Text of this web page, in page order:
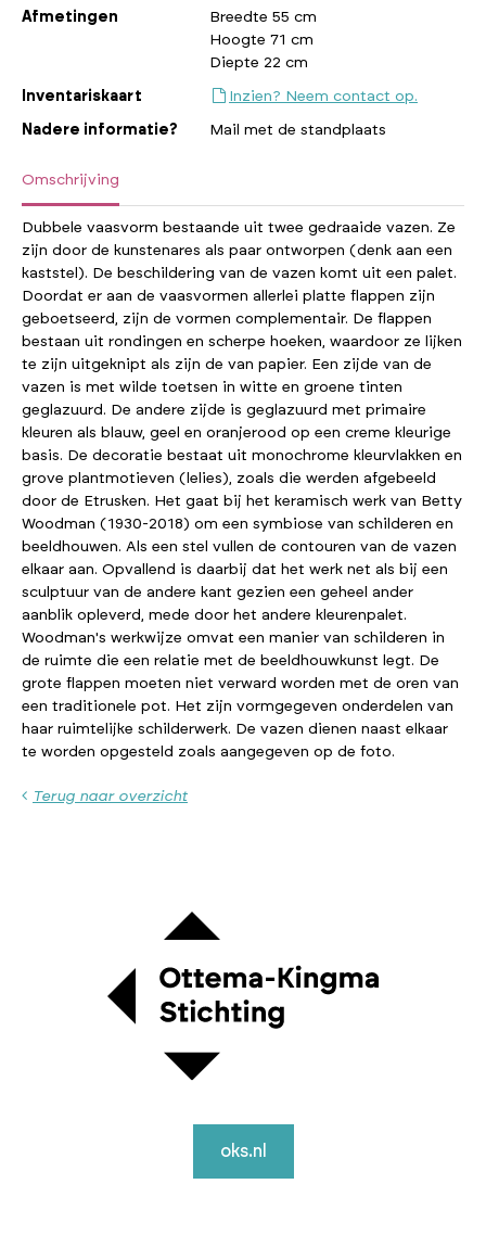
Afmetingen
Breedte 55 cm
Hoogte 71 cm
Diepte 22 cm
Inventariskaart Inzien? Neem contact op.
Nadere informatie? Mail met de standplaats
Omschrijving
Dubbele vaasvorm bestaande uit twee gedraaide vazen. Ze
zijn door de kunstenares als paar ontworpen (denk aan een
kaststel). De beschildering van de vazen komt uit een palet.
Doordat er aan de vaasvormen allerlei platte flappen zijn
geboetseerd, zijn de vormen complementair. De flappen
bestaan uit rondingen en scherpe hoeken, waardoor ze lijken
te zijn uitgeknipt als zijn de van papier. Een zijde van de
vazen is met wilde toetsen in witte en groene tinten
geglazuurd. De andere zijde is geglazuurd met primaire
kleuren als blauw, geel en oranjerood op een creme kleurige
basis. De decoratie bestaat uit monochrome kleurvlakken en
grove plantmotieven (lelies), zoals die werden afgebeeld
door de Etrusken. Het gaat bij het keramisch werk van Betty
Woodman (1930-2018) om een symbiose van schilderen en
beeldhouwen. Als een stel vullen de contouren van de vazen
elkaar aan. Opvallend is daarbij dat het werk net als bij een
sculptuur van de andere kant gezien een geheel ander
aanblik opleverd, mede door het andere kleurenpalet.
Woodman's werkwijze omvat een manier van schilderen in
de ruimte die een relatie met de beeldhouwkunst legt. De
grote flappen moeten niet verward worden met de oren van
een traditionele pot. Het zijn vormgegeven onderdelen van
haar ruimtelijke schilderwerk. De vazen dienen naast elkaar
te worden opgesteld zoals aangegeven op de foto.
Terug naar overzicht
oks.nl